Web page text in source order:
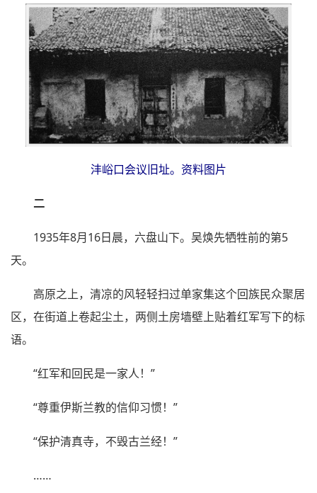
沣峪口会议旧址。资料图片
二
1935年8月16日晨，六盘山下。吴焕先牺牲前的第5
天。
高原之上，清凉的风轻轻扫过单家集这个回族民众聚居
区，在街道上卷起尘土，两侧土房墙壁上贴着红军写下的标
语。
“红军和回民是一家人！”
“尊重伊斯兰教的信仰习惯！”
“保护清真寺，不毁古兰经！”
……